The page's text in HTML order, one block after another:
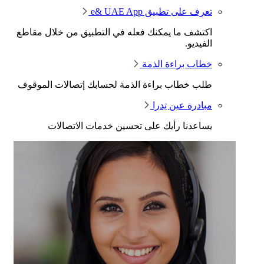
تعرف على تطبيق e& UAE App
اكتشف ما يمكنك فعله في التطبيق من خلال مقاطع
خطاب براءة الذمة
طلب خطاب براءة الذمة لحسابك إتصالات الموقوف
مبادرة عين تِدرا
يساعدنا رأيك على تحسين خدمات الاتصالات